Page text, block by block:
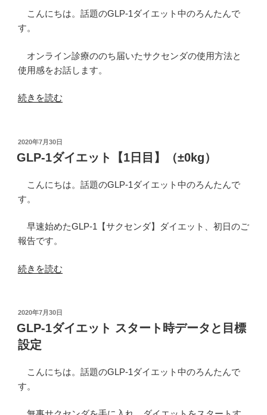
【2
目】
（-0.8kg）”
こんにちは。話題のGLP-1ダイエット中のろんたんで
す。
オンライン診療ののち届いたサクセンダの使用方法と
使用感をお話します。
“GLP-
ク
セ
の
方
と
感”
の
続きを読む
投
稿
日:
2020年7月30日
GLP-1ダイエット【1日目】（±0kg）
こんにちは。話題のGLP-1ダイエット中のろんたんで
す。
早速始めたGLP-1【サクセンダ】ダイエット、初日のご
報告です。
“GLP-
イ
エ
ッ
ト
【1
日
（±0kg）”
続きを読む
投
稿
日:
2020年7月30日
GLP-1ダイエット スタート時データと目標
設定
こんにちは。話題のGLP-1ダイエット中のろんたんで
す。